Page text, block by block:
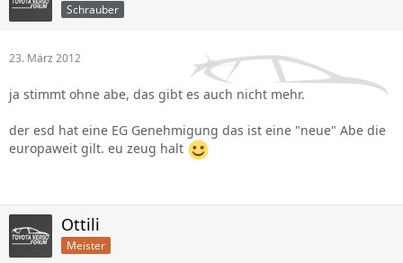
Schrauber
23. März 2012
ja stimmt ohne abe, das gibt es auch nicht mehr.
der esd hat eine EG Genehmigung das ist eine "neue" Abe die
europaweit gilt. eu zeug halt
Ottili
Meister